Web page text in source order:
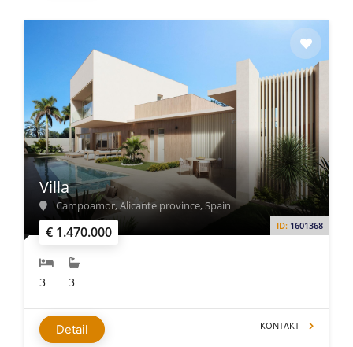
€ 1.470.000 ID: 1601368
Villa
Campoamor, Alicante province, Spain
3 3
Detail KONTAKT